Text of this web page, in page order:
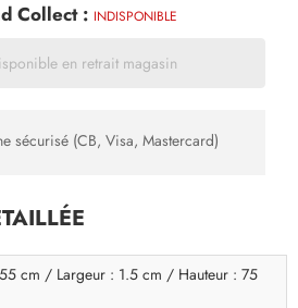
Collect : INDISPONIBLE
en retrait magasin
sécurisé (CB, Visa, Mastercard)
cm / Largeur : 1.5 cm / Hauteur : 75